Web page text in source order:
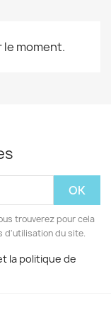
le moment.
trouverez pour cela
d'utilisation du site.
la politique de